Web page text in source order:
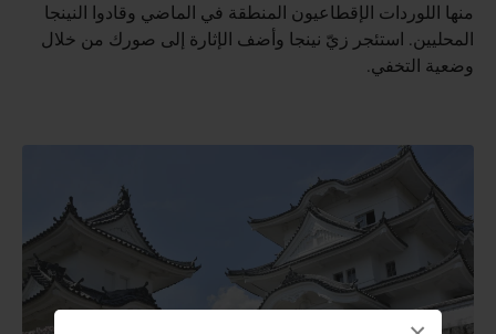
منها اللوردات الإقطاعيون المنطقة في الماضي وقادوا النينجا
المحليين. استئجر زيّ نينجا وأضف الإثارة إلى صورك من خلال
وضعية التخفي.